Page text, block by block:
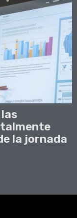
las
la jornada